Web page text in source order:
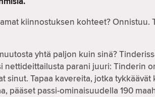
kiinnostuksen kohteet? Onnistuu.
yhtä paljon kuin sinä?
nettideittailusta parani juuri: Tinderin
sinut. Tapaa kavereita, jotka tykkäävät
pääset passi-ominaisuudella 190